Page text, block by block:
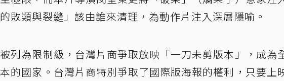
的敗類與裂縫」該由誰來清理，為動作片注入深層隱喻。
被列為限制級，台灣片商爭取放映「一刀未剪版本」，成為
的國家。台灣片商特別爭取了國際版海報的權利，只要上